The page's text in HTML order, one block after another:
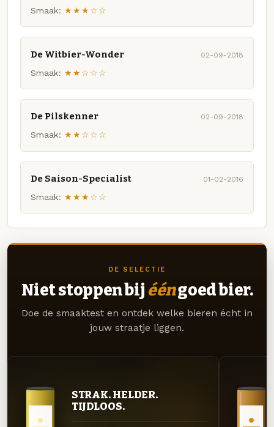
Smaak: ★★★☆☆
De Witbier-Wonder 02-09-2018
Smaak: ★★☆☆☆
De Pilskenner 02-09-2018
Smaak: ★★☆☆☆
De Saison-Specialist 01-02-2016
Smaak: ★★★☆☆
DE SELECTIE
Niet stoppen bij ééngoed bier.
Doe de smaaktest en ontdek welke bieren écht in
jouw straatje liggen.
STRAK. HELDER.
TIJDLOOS.